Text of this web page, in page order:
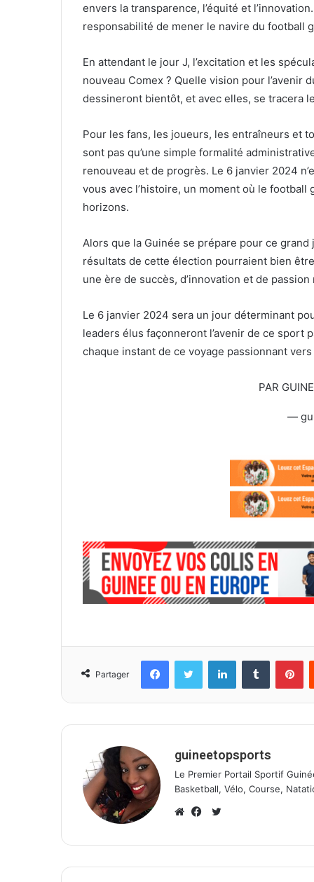
envers la transparence, l’équité et
responsabilité de mener le navire du football
En attendant le jour J, l’excitation et les
nouveau Comex ? Quelle vision pour l’avenir
dessineront bientôt, et avec elles, se tracera
Pour les fans, les joueurs, les entraîneurs et
sont pas qu’une simple formalité
renouveau et de progrès. Le 6 janvier 2024
vous avec l’histoire, un moment où le
horizons.
Alors que la Guinée se prépare pour ce
résultats de cette élection pourraient bien
une ère de succès, d’innovation et de
Le 6 janvier 2024 sera un jour déterminant
leaders élus façonneront l’avenir de ce sport
chaque instant de ce voyage passionnant
PAR
—
Partager
guineetopsports
Le Premier Portail Sportif
Basketball, Vélo, Course,
e
a
i